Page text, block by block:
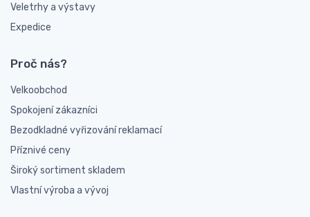
Veletrhy a výstavy
Expedice
Proč nás?
Velkoobchod
Spokojení zákazníci
Bezodkladné vyřizování reklamací
Příznivé ceny
Široký sortiment skladem
Vlastní výroba a vývoj